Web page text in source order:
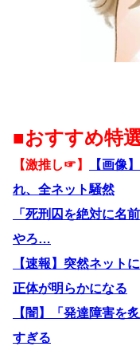
■おすすめ特
【激推し☞】
【画像
れ、全ネット騒然
「死刑囚を絶対に名
やろ…
【速報】突然ネット
正体が明らかになる
【闇】「発達障害を
すぎる